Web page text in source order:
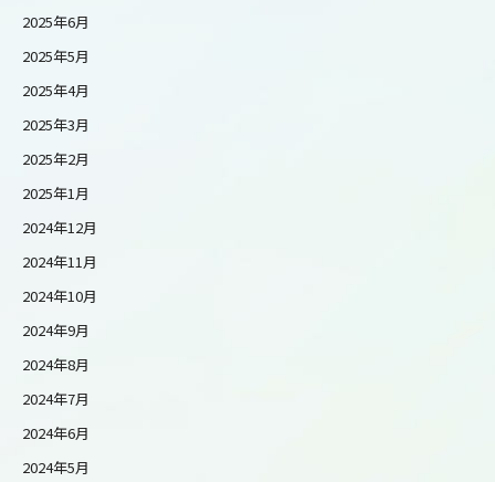
2025年6月
2025年5月
2025年4月
2025年3月
2025年2月
2025年1月
2024年12月
2024年11月
2024年10月
2024年9月
2024年8月
2024年7月
2024年6月
2024年5月